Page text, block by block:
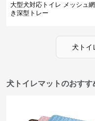
大型犬対応トイレ メッシュ
き深型トレー
犬トイ
犬トイレマットのおすす